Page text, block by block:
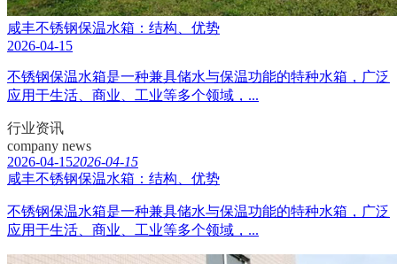
咸丰不锈钢保温水箱：结构、优势
2026-04-15
不锈钢保温水箱是一种兼具储水与保温功能的特种水箱，广泛
应用于生活、商业、工业等多个领域，...
行业资讯
company news
2026-04-152026-04-15
咸丰不锈钢保温水箱：结构、优势
不锈钢保温水箱是一种兼具储水与保温功能的特种水箱，广泛
应用于生活、商业、工业等多个领域，...